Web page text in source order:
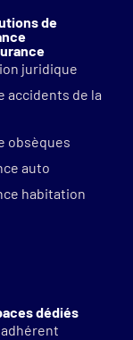
de
juridique
accidents de la
obsèques
auto
habitation
dédiés